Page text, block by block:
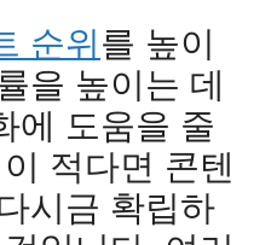
순위를 높이
을 높이는 데
에 도움을 줄
적다면 콘텐
시금 확립하